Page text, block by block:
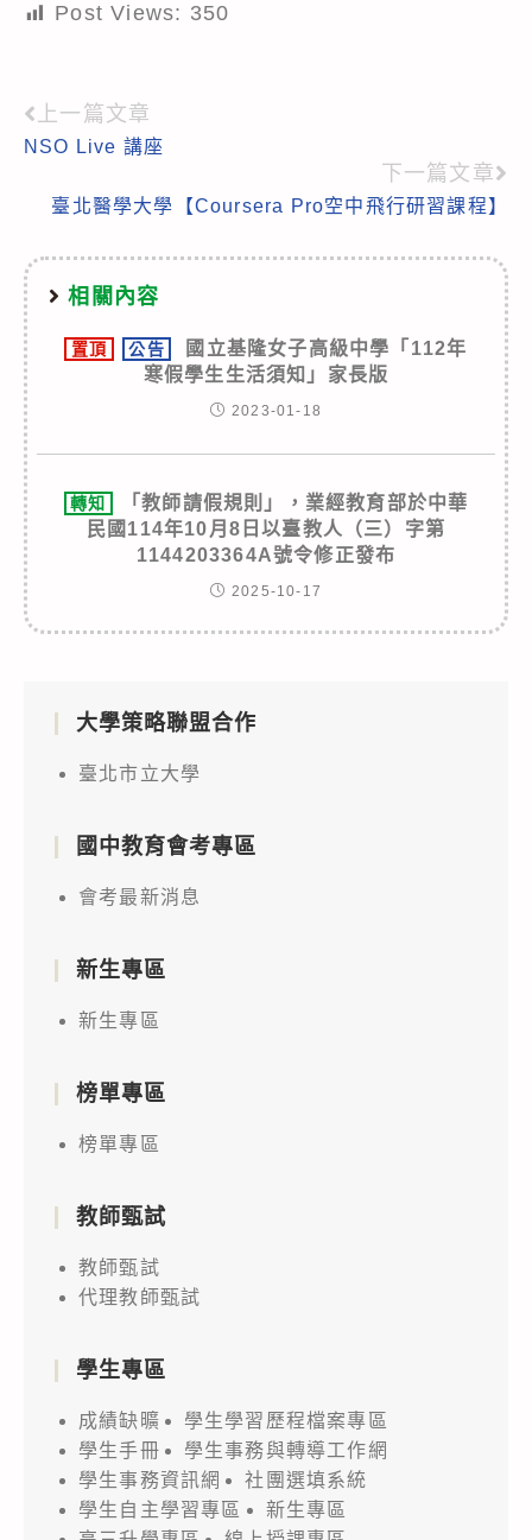
Post Views: 350
Read
more
articles
上一篇文章
NSO Live 講座
下一篇文章
臺北醫學大學【Coursera Pro空中飛行研習課程】
相關內容
置頂 公告
國立基隆女子高級中學「112年
寒假學生生活須知」家長版
2023-01-18
轉知
「教師請假規則」，業經教育部於中華
民國114年10月8日以臺教人（三）字第
1144203364A號令修正發布
2025-10-17
大學策略聯盟合作
臺北市立大學
國中教育會考專區
會考最新消息
新生專區
新生專區
榜單專區
榜單專區
教師甄試
教師甄試
代理教師甄試
學生專區
成績缺曠
學生學習歷程檔案專區
學生手冊
學生事務與轉導工作網
學生事務資訊網
社團選填系統
學生自主學習專區
新生專區